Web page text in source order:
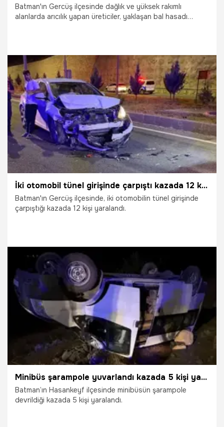
Batman'ın Gercüş ilçesinde dağlık ve yüksek rakımlı
alanlarda arıcılık yapan üreticiler, yaklaşan bal hasadı
yaşanan bereketle moral buldu.
7.08.2026 Vatan TV
İki otomobil tünel girişinde çarpıştı kazada 12 kişi yaralandı
Batman'ın Gercüş ilçesinde, iki otomobilin tünel girişinde
çarpıştığı kazada 12 kişi yaralandı.
5.08.2026 Gündem
Minibüs şarampole yuvarlandı kazada 5 kişi yaralandı
Batman’ın Hasankeyf ilçesinde minibüsün şarampole
devrildiği kazada 5 kişi yaralandı.